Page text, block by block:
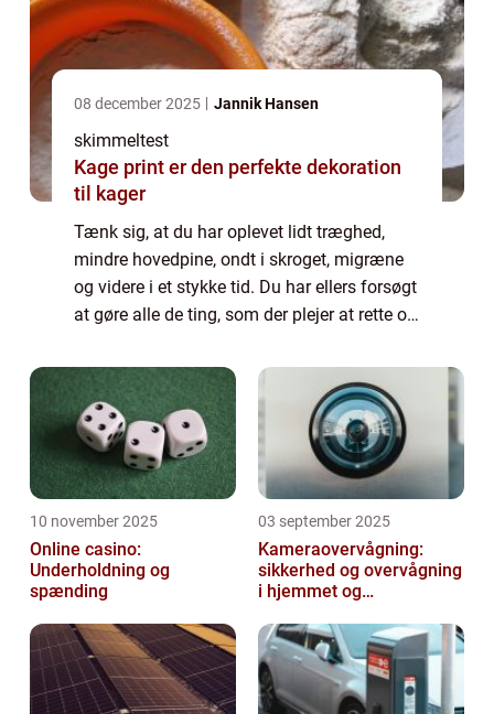
08 december 2025 Jannik Hansen
skimmeltest
Kage print er den perfekte dekoration
til kager
Tænk sig, at du har oplevet lidt træghed,
mindre hovedpine, ondt i skroget, migræne
og videre i et stykke tid. Du har ellers forsøgt
at gøre alle de ting, som der plejer at rette op
10 november 2025
Online casino:
Underholdning og
spænding
03 september 2025
Kameraovervågning:
sikkerhed og overvågning
i hjemmet og